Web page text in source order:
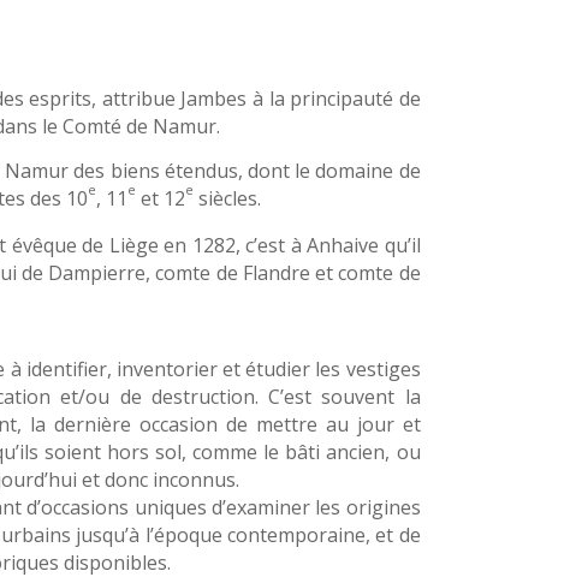
esprits, attribue Jambes à la principauté de
le Comté de Namur.
Namur des biens étendus, dont le domaine de
des 10e, 11 e et 12e siècles.
de Liège en 1282, c’est à Anhaive qu’il
de Dampierre, comte de Flandre et comte de
à identifier, inventorier et étudier les vestiges
et/ou de destruction. C’est souvent la
la dernière occasion de mettre au jour et
soient hors sol, comme le bâti ancien, ou
et donc inconnus.
d’occasions uniques d’examiner les origines
jusqu’à l’époque contemporaine, et de
disponibles.